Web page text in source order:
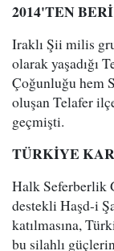
2014'TEN
Iraklı Şii milis
olarak yaşadığı
Çoğunluğu hem
oluşan Telafer
geçmişti.
TÜRKİYE
Halk Seferberlik
destekli Haşd-i
katılmasına,
bu silahlı